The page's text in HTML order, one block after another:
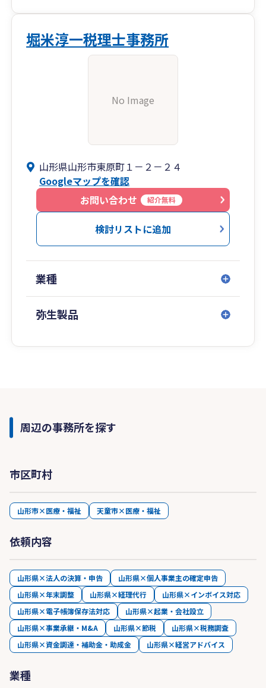
堀米淳一税理士事務所
No Image
山形県山形市東原町１－２－２４
Googleマップを確認
お問い合わせ
紹介無料
検討リストに追加
業種
弥生製品
周辺の事務所を探す
市区町村
山形市×医療・福祉 天童市×医療・福祉
依頼内容
山形県×法人の決算・申告
山形県×個人事業主の確定申告
山形県×年末調整
山形県×経理代行
山形県×インボイス対応
山形県×電子帳簿保存法対応
山形県×起業・会社設立
山形県×事業承継・M&A
山形県×節税
山形県×税務調査
山形県×資金調達・補助金・助成金
山形県×経営アドバイス
業種